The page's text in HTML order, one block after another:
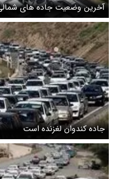
آخرین وضعیت جاده های شمالی
و هراز یکطرفه شد
جاده کندوان لغزنده است